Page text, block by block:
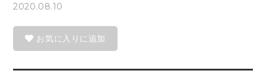
2020.08.10
お気に入りに追加